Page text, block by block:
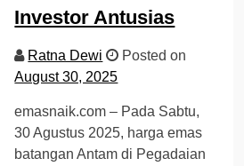
Investor Antusias
Ratna Dewi
Posted on
August 30, 2025
emasnaik.com – Pada Sabtu,
30 Agustus 2025, harga emas
batangan Antam di Pegadaian